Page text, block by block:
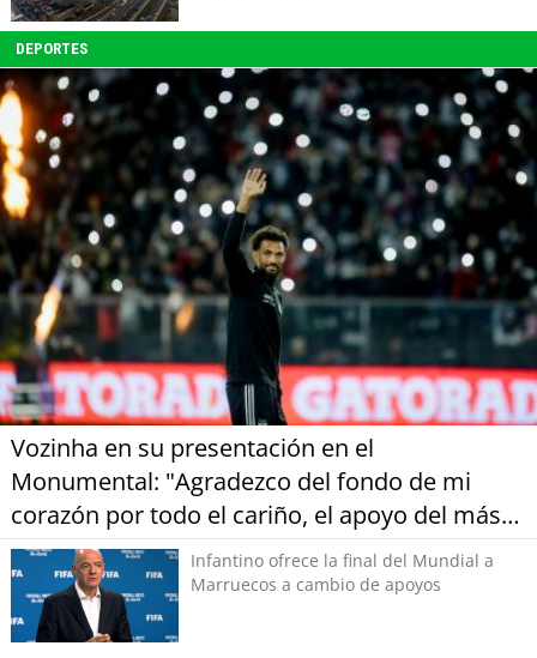
DEPORTES
Vozinha en su presentación en el
Monumental: "Agradezco del fondo de mi
corazón por todo el cariño, el apoyo del más
grande de Chile"Infantino ofrece la final del Mundial a
Marruecos a cambio de apoyos